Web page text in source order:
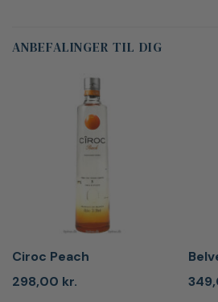
ANBEFALINGER TIL DIG
Ciroc Peach
298,00 kr.